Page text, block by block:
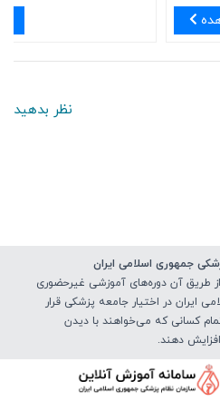
نظر بدهید
جمهوری اسلامی ایران
طریق آن دوره‌های آموزشی غیرحضوری
ایران در اختیار جامعه پزشکی قرار
کسانی که می‌خواهند با دیدن
دهند.